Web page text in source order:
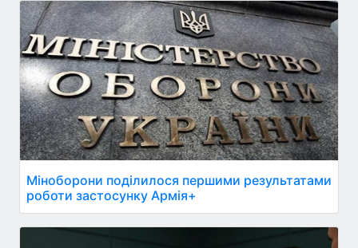
Міноборони поділилося першими результатами
роботи застосунку Армія+